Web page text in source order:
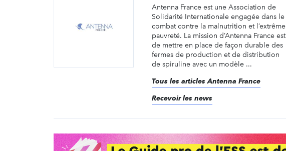
Antenna France est une Association de
Solidarité Internationale engagée dans le
combat contre la malnutrition et l’extrême
pauvreté. La mission d’Antenna France est
de mettre en place de façon durable des
fermes de production et de distribution
de spiruline avec un modèle ...
Tous les articles Antenna France
Recevoir les news